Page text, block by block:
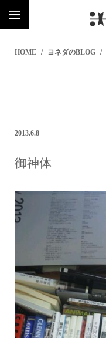
HOME ヨネダのBLOG
2013.6.8
御神体